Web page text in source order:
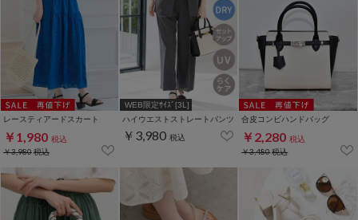
レースティアードスカート
￥1,980 税込
￥3,980税込
WEB限定ｻｲｽﾞ[3L]
ハイウエストストレートパンツ
￥3,980 税込
合皮コンビハンドバッグ
￥2,280 税込
￥3,480税込